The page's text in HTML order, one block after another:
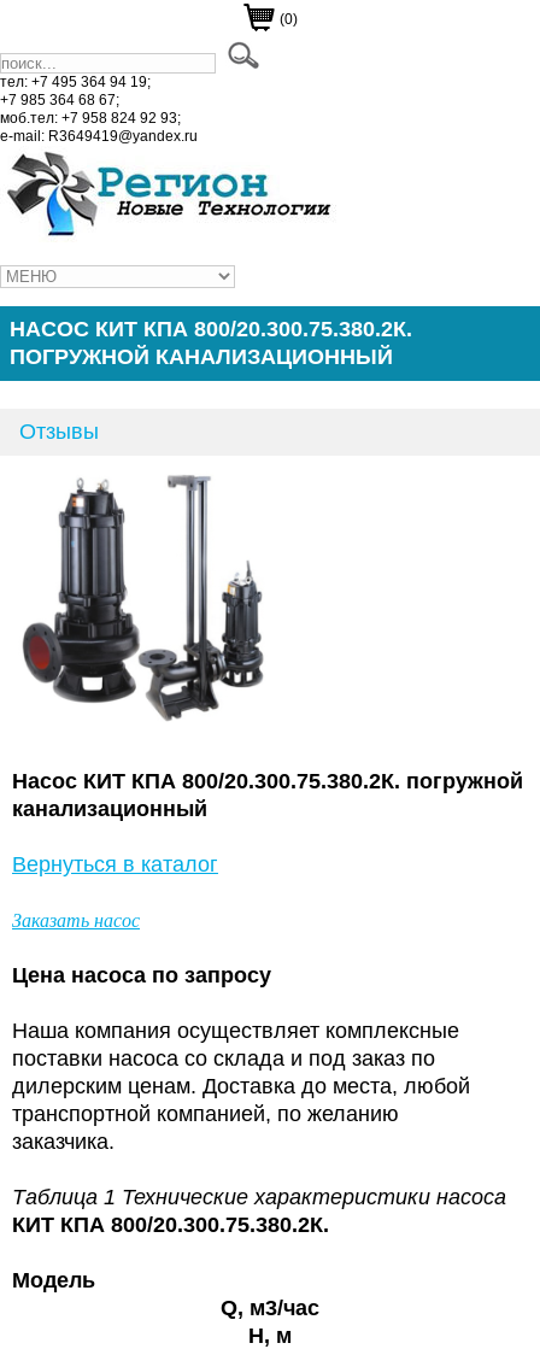
(0)
тел: +7 495 364 94 19;
+7 985 364 68 67;
моб.тел: +7 958 824 92 93;
e-mail: R3649419@yandex.ru
НАСОС КИТ КПА 800/20.300.75.380.2К.
ПОГРУЖНОЙ КАНАЛИЗАЦИОННЫЙ
Отзывы
Насос КИТ КПА 800/20.300.75.380.2К. погружной
канализационный
Вернуться в каталог
Заказать насос
Цена насоса по запросу
Наша компания осуществляет комплексные
поставки насоса со склада и под заказ по
дилерским ценам. Доставка до места, любой
транспортной компанией, по желанию
заказчика.
Таблица 1 Технические характеристики насоса
КИТ КПА 800/20.300.75.380.2К.
Модель
Q, м3/час
H, м